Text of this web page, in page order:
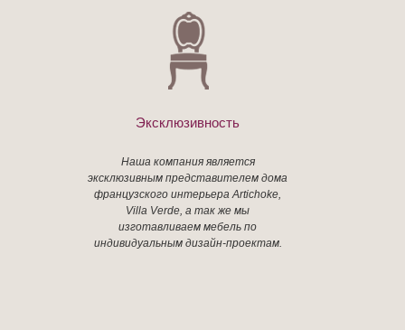
Эксклюзивность
Наша компания является
эксклюзивным представителем дома
французского интерьера Artichoke,
Villa Verde, а так же мы
изготавливаем мебель по
индивидуальным дизайн-проектам.